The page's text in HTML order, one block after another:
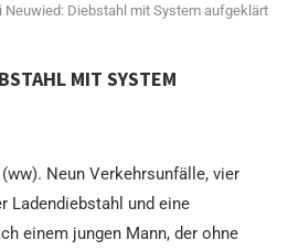
Neuwied: Diebstahl mit System aufgeklärt
MIT SYSTEM
Neun Verkehrsunfälle, vier
Ladendiebstahl und eine
einem jungen Mann, der ohne